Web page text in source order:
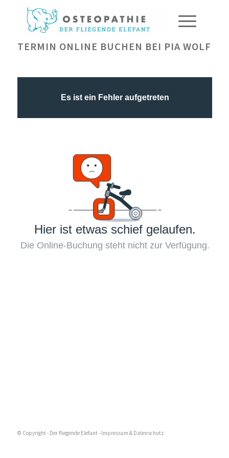
TERMIN ONLINE BUCHEN BEI PIA WOLF
© Copyright - Der fliegende Elefant - Impressum & Datenschutz